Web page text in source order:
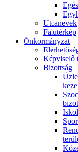
Utcanevek
Falutérkép
Önkormányzat
Képviselő
Bizottság